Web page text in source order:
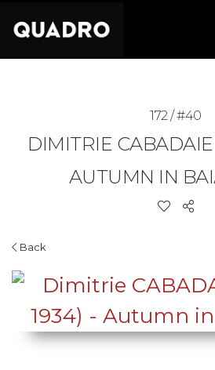
172 / #40
DIMITRIE
AUTUMN IN
Back